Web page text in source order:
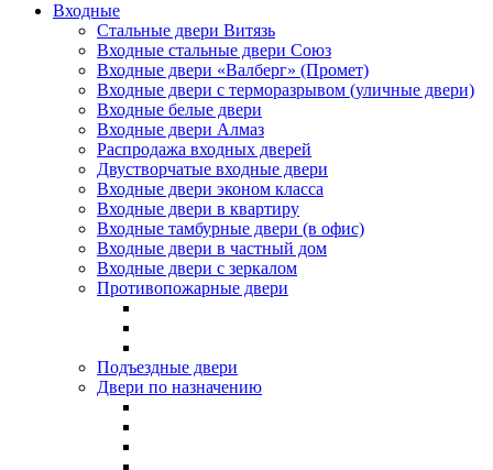
Входные
Стальные двери Витязь
Входные стальные двери Союз
Входные двери «Валберг» (Промет)
Входные двери с терморазрывом (уличные двери)
Входные белые двери
Входные двери Алмаз
Распродажа входных дверей
Двустворчатые входные двери
Входные двери эконом класса
Входные двери в квартиру
Входные тамбурные двери (в офис)
Входные двери в частный дом
Входные двери с зеркалом
Противопожарные двери
Подъездные двери
Двери по назначению